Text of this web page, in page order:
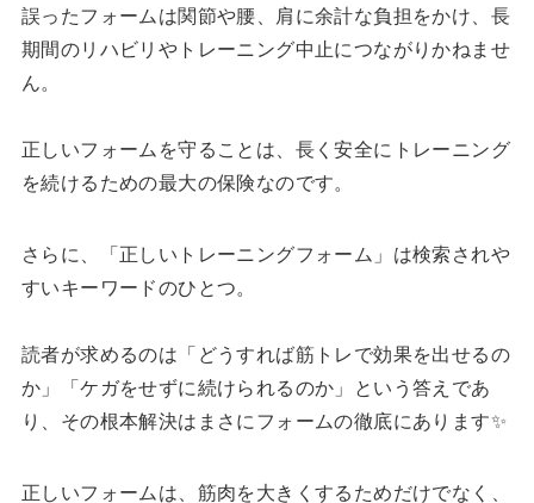
誤ったフォームは関節や腰、肩に余計な負担をかけ、長
期間のリハビリやトレーニング中止につながりかねませ
ん。
正しいフォームを守ることは、長く安全にトレーニング
を続けるための最大の保険なのです。
さらに、「正しいトレーニングフォーム」は検索されや
すいキーワードのひとつ。
読者が求めるのは「どうすれば筋トレで効果を出せるの
か」「ケガをせずに続けられるのか」という答えであ
り、その根本解決はまさにフォームの徹底にあります✨
正しいフォームは、筋肉を大きくするためだけでなく、